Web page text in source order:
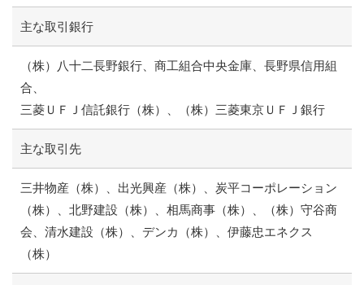
主な取引銀行
（株）八十二長野銀行、商工組合中央金庫、長野県信用組
合、
三菱ＵＦＪ信託銀行（株）、（株）三菱東京ＵＦＪ銀行
主な取引先
三井物産（株）、出光興産（株）、炭平コーポレーション
（株）、 北野建設（株）、相馬商事（株）、（株）守谷商
会、清水建設（株）、 デンカ（株）、伊藤忠エネクス
（株）